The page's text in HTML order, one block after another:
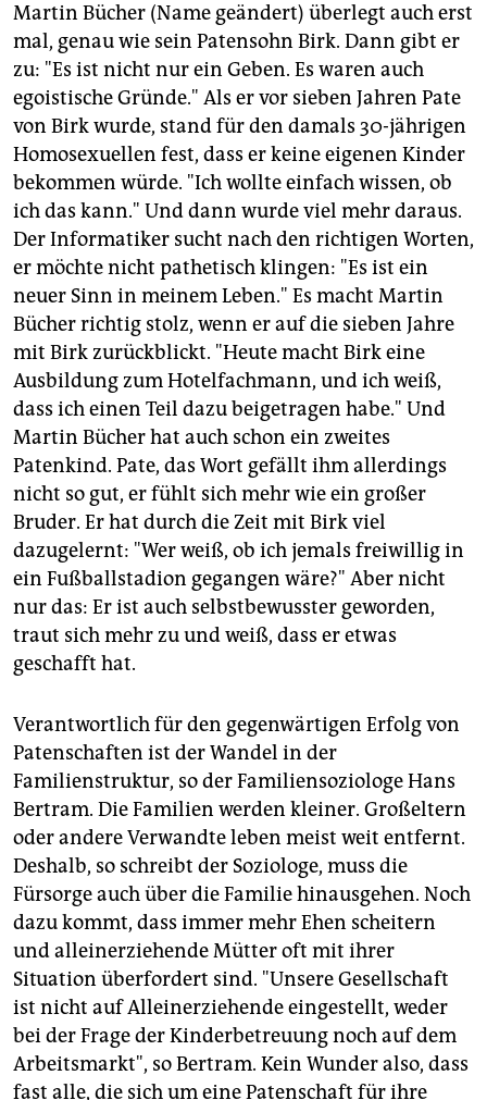
Martin Bücher (Name geändert) überlegt auch erst
mal, genau wie sein Patensohn Birk. Dann gibt er
zu: "Es ist nicht nur ein Geben. Es waren auch
egoistische Gründe." Als er vor sieben Jahren Pate
von Birk wurde, stand für den damals 30-jährigen
Homosexuellen fest, dass er keine eigenen Kinder
bekommen würde. "Ich wollte einfach wissen, ob
ich das kann." Und dann wurde viel mehr daraus.
Der Informatiker sucht nach den richtigen Worten,
er möchte nicht pathetisch klingen: "Es ist ein
neuer Sinn in meinem Leben." Es macht Martin
Bücher richtig stolz, wenn er auf die sieben Jahre
mit Birk zurückblickt. "Heute macht Birk eine
Ausbildung zum Hotelfachmann, und ich weiß,
dass ich einen Teil dazu beigetragen habe." Und
Martin Bücher hat auch schon ein zweites
Patenkind. Pate, das Wort gefällt ihm allerdings
nicht so gut, er fühlt sich mehr wie ein großer
Bruder. Er hat durch die Zeit mit Birk viel
dazugelernt: "Wer weiß, ob ich jemals freiwillig in
ein Fußballstadion gegangen wäre?" Aber nicht
nur das: Er ist auch selbstbewusster geworden,
traut sich mehr zu und weiß, dass er etwas
geschafft hat.
Verantwortlich für den gegenwärtigen Erfolg von
Patenschaften ist der Wandel in der
Familienstruktur, so der Familiensoziologe Hans
Bertram. Die Familien werden kleiner. Großeltern
oder andere Verwandte leben meist weit entfernt.
Deshalb, so schreibt der Soziologe, muss die
Fürsorge auch über die Familie hinausgehen. Noch
dazu kommt, dass immer mehr Ehen scheitern
und alleinerziehende Mütter oft mit ihrer
Situation überfordert sind. "Unsere Gesellschaft
ist nicht auf Alleinerziehende eingestellt, weder
bei der Frage der Kinderbetreuung noch auf dem
Arbeitsmarkt", so Bertram. Kein Wunder also, dass
fast alle, die sich um eine Patenschaft für ihre